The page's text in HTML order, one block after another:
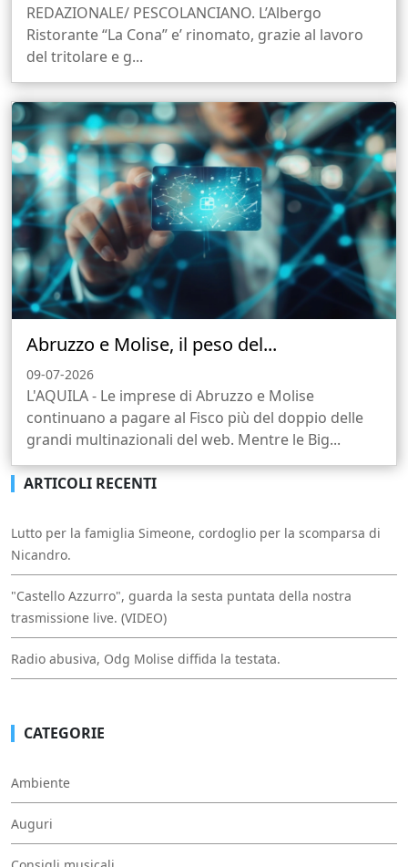
REDAZIONALE/ PESCOLANCIANO. L’Albergo
Ristorante “La Cona” e’ rinomato, grazie al lavoro
del tritolare e g...
Abruzzo e Molise, il peso del...
09-07-2026
L'AQUILA - Le imprese di Abruzzo e Molise
continuano a pagare al Fisco più del doppio delle
grandi multinazionali del web. Mentre le Big...
ARTICOLI RECENTI
Lutto per la famiglia Simeone, cordoglio per la scomparsa di
Nicandro.
"Castello Azzurro", guarda la sesta puntata della nostra
trasmissione live. (VIDEO)
Radio abusiva, Odg Molise diffida la testata.
CATEGORIE
Ambiente
Auguri